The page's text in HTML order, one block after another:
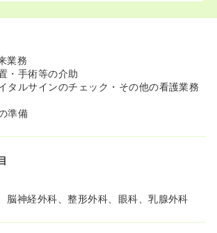
業務
・手術等の介助
タルサインのチェック・その他の看護業務
準備
脳神経外科、整形外科、眼科、乳腺外科